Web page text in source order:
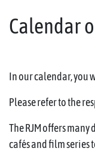
Calendar
In our calendar, you
Please refer to the
The RJM offers
cafés and film series